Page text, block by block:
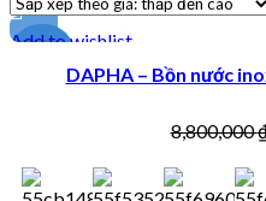
Add to wishlist
DAPHA – Bồn nước
8,800,000